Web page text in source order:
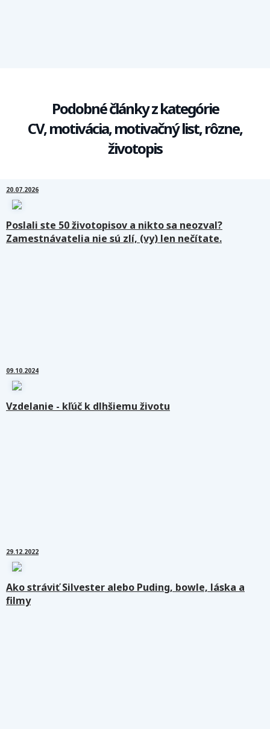
Podobné články z kategórie
CV, motivácia, motivačný list, rôzne,
životopis
20.07.2026
Poslali ste 50 životopisov a nikto sa neozval?
Zamestnávatelia nie sú zlí, (vy) len nečítate.
09.10.2024
Vzdelanie - kľúč k dlhšiemu životu
29.12.2022
Ako stráviť Silvester alebo Puding, bowle, láska a
filmy